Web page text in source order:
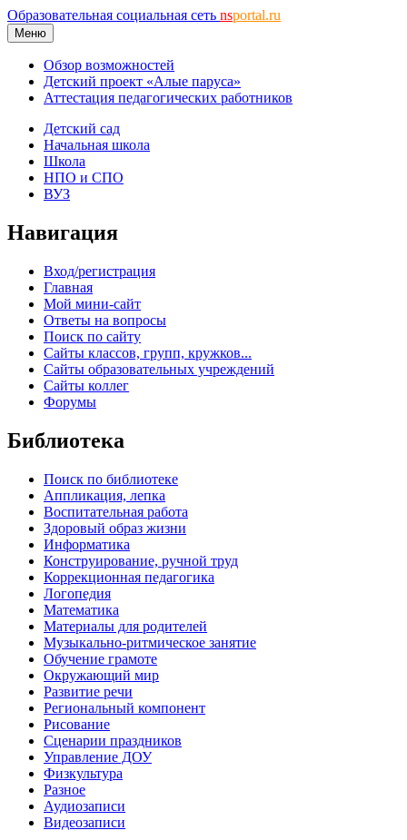
Образовательная социальная сеть nsportal.ru
Меню
Обзор возможностей
Детский проект «Алые паруса»
Аттестация педагогических работников
Детский сад
Начальная школа
Школа
НПО и СПО
ВУЗ
Навигация
Вход/регистрация
Главная
Мой мини-сайт
Ответы на вопросы
Поиск по сайту
Сайты классов, групп, кружков...
Сайты образовательных учреждений
Сайты коллег
Форумы
Библиотека
Поиск по библиотеке
Аппликация, лепка
Воспитательная работа
Здоровый образ жизни
Информатика
Конструирование, ручной труд
Коррекционная педагогика
Логопедия
Математика
Материалы для родителей
Музыкально-ритмическое занятие
Обучение грамоте
Окружающий мир
Развитие речи
Региональный компонент
Рисование
Сценарии праздников
Управление ДОУ
Физкультура
Разное
Аудиозаписи
Видеозаписи